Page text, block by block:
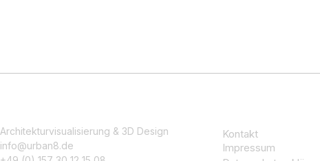
Architekturvisualisierung & 3D Design
info@urban8.de
Kontakt
Impressum